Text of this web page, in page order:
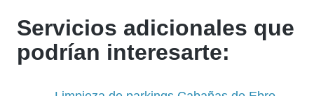
Servicios adicionales que
podrían interesarte: